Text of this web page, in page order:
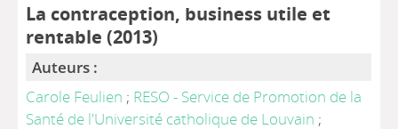
La contraception, business utile et
rentable (2013)
Auteurs :
Carole Feulien ; RESO - Service de Promotion de la
Santé de l'Université catholique de Louvain ;